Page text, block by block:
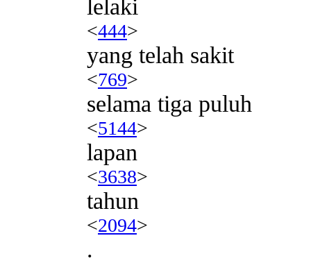
lelaki
<444>
yang telah sakit
<769>
selama tiga puluh
<5144>
lapan
<3638>
tahun
<2094>
.